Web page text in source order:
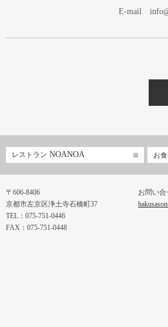
E-mail
レストラン NOANOA お
〒606-8406
京都市左京区浄土寺石橋町37
TEL：075-751-0446
FAX：075-751-0448
お問い合